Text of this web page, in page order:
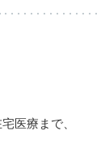
医療まで、